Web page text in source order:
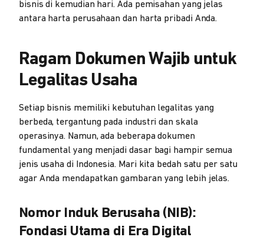
bisnis di kemudian hari. Ada pemisahan yang jelas
antara harta perusahaan dan harta pribadi Anda.
Ragam Dokumen Wajib untuk
Legalitas Usaha
Setiap bisnis memiliki kebutuhan legalitas yang
berbeda, tergantung pada industri dan skala
operasinya. Namun, ada beberapa dokumen
fundamental yang menjadi dasar bagi hampir semua
jenis usaha di Indonesia. Mari kita bedah satu per satu
agar Anda mendapatkan gambaran yang lebih jelas.
Nomor Induk Berusaha (NIB):
Fondasi Utama di Era Digital